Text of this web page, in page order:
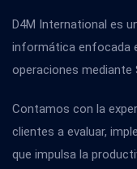
D4M International es
informática enfocada
operaciones mediante
Contamos con la
clientes a evaluar,
que impulsa la